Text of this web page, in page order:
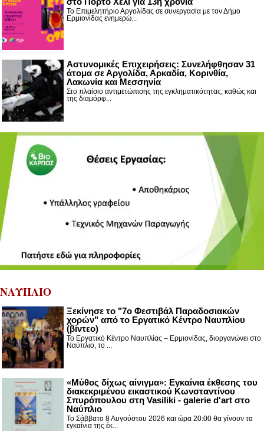
Το Επιμελητήριο Αργολίδας σε συνεργασία με τον Δήμο
Ερμιονίδας ενημερώ...
Αστυνομικές Επιχειρήσεις: Συνελήφθησαν 31
άτομα σε Αργολίδα, Αρκαδία, Κορινθία,
Λακωνία και Μεσσηνία
Στο πλαίσιο αντιμετώπισης της εγκληματικότητας, καθώς και
της διαμόρφ...
ΝΑΥΠΛΙΟ
Ξεκίνησε το "7ο Φεστιβάλ Παραδοσιακών
χορών" από το Εργατικό Κέντρο Ναυπλίου
(βίντεο)
Το Εργατικό Κέντρο Ναυπλίας – Ερμιονίδας, διοργανώνει στο
Ναύπλιο, το ...
«Μύθος δίχως αίνιγμα»: Εγκαίνια έκθεσης του
διακεκριμένου εικαστικού Κωνσταντίνου
Σπυρόπουλου στη Vasiliki - galerie d'art στο
Ναύπλιο
Το Σάββατο 8 Αυγούστου 2026 και ώρα 20:00 θα γίνουν τα
εγκαίνια της έκ...